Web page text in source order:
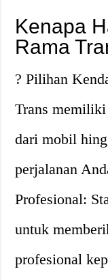
Kenapa
Rama
? Pilihan
Trans
dari mobil
perjalanan
Profesional:
untuk
profesional